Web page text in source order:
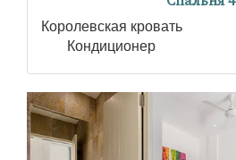
Королевская кровать
Кондиционер